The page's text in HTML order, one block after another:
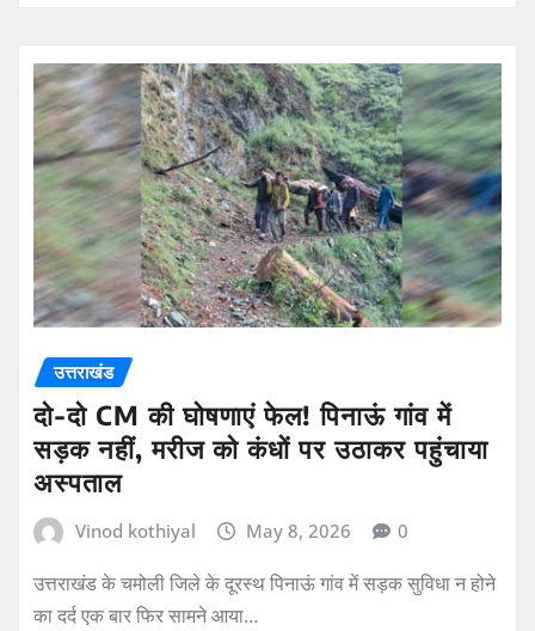
उत्तराखंड
दो-दो CM की घोषणाएं फेल! पिनाऊं गांव में
सड़क नहीं, मरीज को कंधों पर उठाकर पहुंचाया
अस्पताल
Vinod kothiyal May 8, 2026 0
उत्तराखंड के चमोली जिले के दूरस्थ पिनाऊं गांव में सड़क सुविधा न होने
का दर्द एक बार फिर सामने आया…